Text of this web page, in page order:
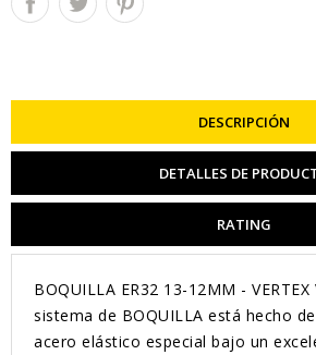
DESCRIPCIÓN
DETALLES DE
RATING
BOQUILLA ER32 13-12MM - VERTEX
sistema de BOQUILLA está hecho
acero elástico especial bajo un